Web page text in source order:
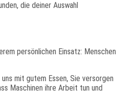
die deiner Auswahl
persönlichen Einsatz: Menschen
mit gutem Essen, Sie versorgen
Maschinen ihre Arbeit tun und